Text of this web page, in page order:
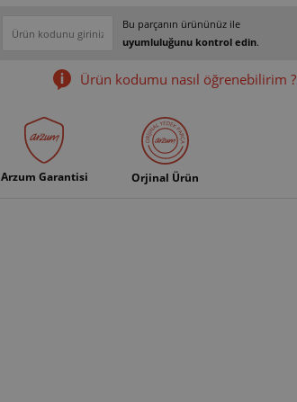
Bu parçanın ürününüz ile
uyumluluğunu kontrol edin.
Ürün kodumu nasıl öğrenebilirim ?
Arzum Garantisi Orjinal Ürün